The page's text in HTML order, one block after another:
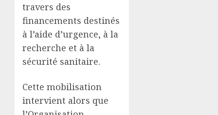
travers des
financements destinés
à l’aide d’urgence, à la
recherche et à la
sécurité sanitaire.
Cette mobilisation
intervient alors que